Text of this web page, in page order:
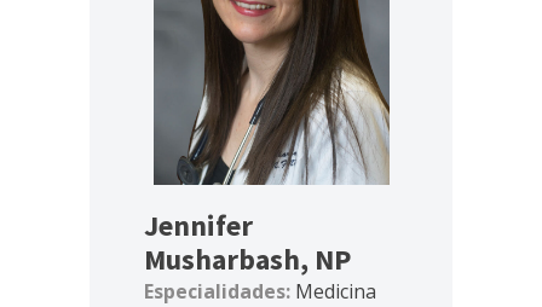
Jennifer
Musharbash, NP
Especialidades: Medicina